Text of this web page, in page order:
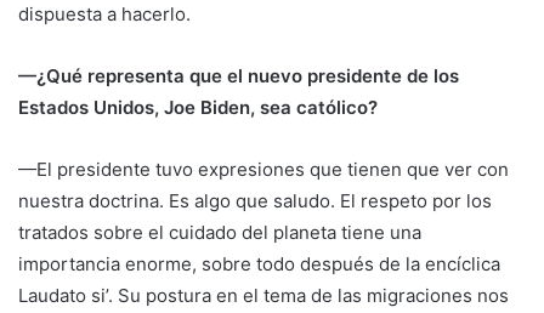
dispuesta a hacerlo.
—¿Qué representa que el nuevo presidente de los
Estados Unidos, Joe Biden, sea católico?
—El presidente tuvo expresiones que tienen que ver con
nuestra doctrina. Es algo que saludo. El respeto por los
tratados sobre el cuidado del planeta tiene una
importancia enorme, sobre todo después de la encíclica
Laudato si’. Su postura en el tema de las migraciones nos